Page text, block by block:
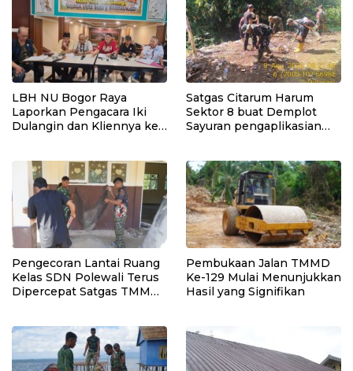
LBH NU Bogor Raya
Laporkan Pengacara Iki
Dulangin dan Kliennya ke
Satgas Citarum Harum
Sektor 8 buat Demplot
Sayuran pengaplikasian
Lingkungan dan
Pendataan Ternak di
Wilayah Binaan
Pengecoran Lantai Ruang
Kelas SDN Polewali Terus
Dipercepat Satgas TMMD
Pembukaan Jalan TMMD
Ke-129 Mulai Menunjukkan
Hasil yang Signifikan